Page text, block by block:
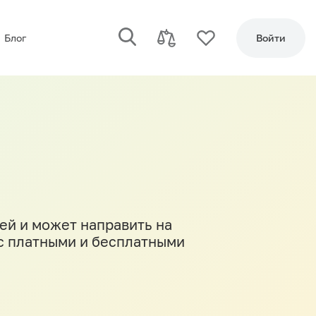
Блог Войти
и может направить на
платными и бесплатными